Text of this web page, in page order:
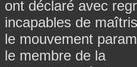
ont déclaré avec
incapables de
le mouvement
le membre de la